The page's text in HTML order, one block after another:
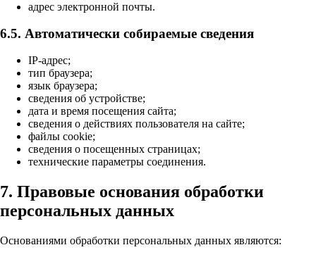
адрес электронной почты.
6.5. Автоматически собираемые сведения
IP-адрес;
тип браузера;
язык браузера;
сведения об устройстве;
дата и время посещения сайта;
сведения о действиях пользователя на сайте;
файлы cookie;
сведения о посещенных страницах;
технические параметры соединения.
7. Правовые основания обработки
персональных данных
Основаниями обработки персональных данных являются: